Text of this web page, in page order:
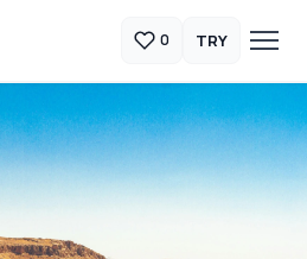
0 TRY